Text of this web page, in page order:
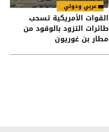
عربي ودولي
القوات الأمريكية تسحب
طائرات التزود بالوقود من
مطار بن غوريون